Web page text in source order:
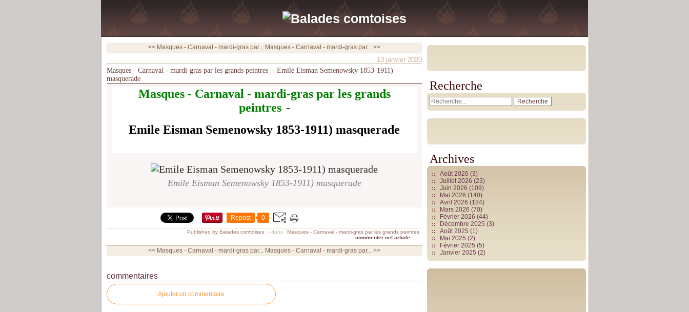
<< Masques - Carnaval - mardi-gras par... Masques - Carnaval - mardi-gras par... >>
13 janvier 2020
Masques - Carnaval - mardi-gras par les grands peintres - Emile Eisman Semenowsky 1853-1911)
masquerade
Masques - Carnaval - mardi-gras par les grands
peintres -
Emile Eisman Semenowsky 1853-1911) masquerade
Emile Eisman Semenowsky 1853-1911) masquerade
Repost 0
Published by Balades comtoises - dans
Masques - Carnaval - mardi-gras par les grands peintres
commenter cet article
<< Masques - Carnaval - mardi-gras par... Masques - Carnaval - mardi-gras par... >>
commentaires
Ajouter un commentaire
Recherche
Archives
Août 2026 (3)
Juillet 2026 (23)
Juin 2026 (109)
Mai 2026 (140)
Avril 2026 (184)
Mars 2026 (70)
Février 2026 (44)
Décembre 2025 (3)
Août 2025 (1)
Mai 2025 (2)
Février 2025 (5)
Janvier 2025 (2)